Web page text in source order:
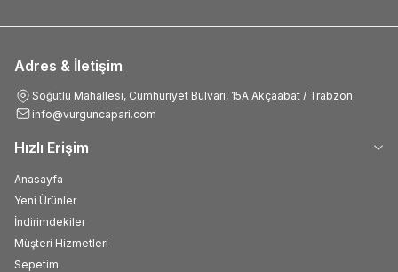
Adres & İletişim
Söğütlü Mahallesi, Cumhuriyet Bulvarı, 15A Akçaabat / Trabzon
info@vurguncapari.com
Hızlı Erişim
Anasayfa
Yeni Ürünler
İndirimdekiler
Müşteri Hizmetleri
Sepetim